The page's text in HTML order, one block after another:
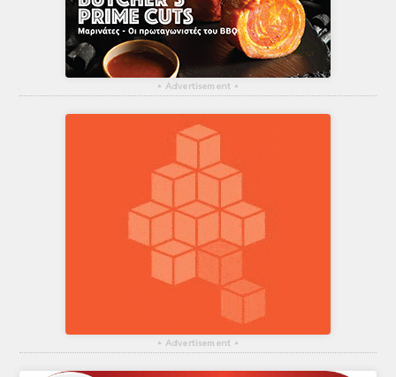
▴ Advertisement ▴
▴ Advertisement ▴